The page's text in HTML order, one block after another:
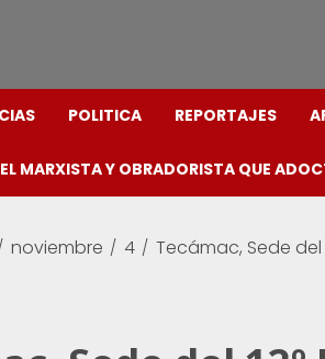
POLITICA REPORTAJES
MARXISTA Y OBRADORISTA QUE
noviembre 4 Tecámac, Sede del